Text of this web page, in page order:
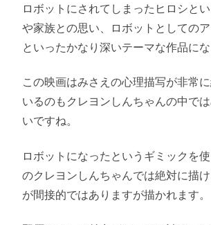
ロボットにされてしまったヒロシと
や家族との思い、ロボットとしての
といったかなり深いテーマな作品にな
この映画はみさえの心理描写が非常
いるのもクレヨンしんちゃんの中で
いですね。
ロボットになったというギミックを
のクレヨンしんちゃんでは絶対に描
が間接的ではありますが描かれます。